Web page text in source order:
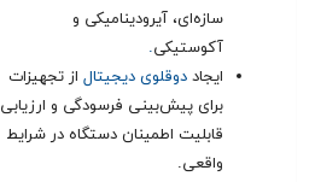
سازه‌ای، آیرودینامیکی و
آکوستیکی.
ایجاد دوقلوی دیجیتال از تجهیزات
برای پیش‌بینی فرسودگی و ارزیابی
قابلیت اطمینان دستگاه در شرایط
واقعی.